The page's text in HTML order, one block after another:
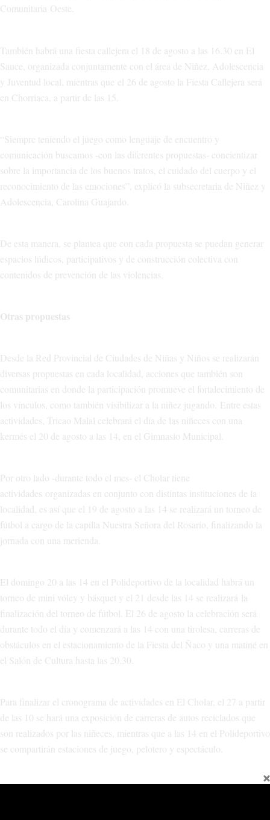
Comunitaria Oeste.
También habrá una fiesta callejera el 18 de agosto a las 16.30 en El
Sauce, organizada conjuntamente con el área de Niñez, Adolescencia
y Juventud local, mientras que el 26 de agosto la Fiesta Callejera será
en Chorriaca, a partir de las 15.
“Siempre teniendo el juego como lenguaje de encuentro y
comunicación buscamos -con las diferentes propuestas- concientizar
sobre la importancia de los buenos tratos, el cuidado del cuerpo y el
reconocimiento de las emociones”, explicó la subsecretaria de Niñez y
Adolescencia, Carolina Guajardo.
De esta manera, se plantea que con cada propuesta se puedan generar
espacios lúdicos, participativos y de construcción colectiva con
contenidos de prevención de las violencias.
Otras propuestas
Desde la Red Provincial de Ciudades de Niñas y Niños se realizarán
diversas propuestas en cada localidad, acciones que también son
comunitarias en donde la participación promueve el fortalecimiento de
los vínculos, como también visibilizar a la niñez jugando. Entre estas
actividades, Tricao Malal celebrará el día de las niñeces con una
kermés el 20 de agosto a las 14, en el Gimnasio Municipal.
Por otro lado -durante todo el mes- el Cholar tiene
actividades organizadas en conjunto con distintas instituciones de la
localidad, es así que el 19 de agosto a las 14 se realizará un torneo de
fútbol a cargo de la capilla Nuestra Señora del Rosario, finalizando la
jornada con una merienda.
El domingo 20 a las 14 en el Polideportivo de la localidad habrá un
torneo de mini vóley y básquet y el 21 desde las 14 se realizará la
finalización del torneo de fútbol. El 26 de agosto la celebración será
durante todo el día y comenzará a las 14 con una tirolesa, carreras de
obstáculos en el estacionamiento de la Fiesta del Ñaco y una matiné en
el Salón de Cultura hasta las 20.30.
Para finalizar el cronograma de actividades en El Cholar, el 27 a partir
de las 10 se hará una exposición de carreras de autos reciclados que
son realizados por las niñeces, mientras que a las 14 en el Polideportivo
se compartirán estaciones de juego, pelotero y espectáculo.